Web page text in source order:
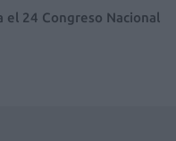
el 24 Congreso Nacional